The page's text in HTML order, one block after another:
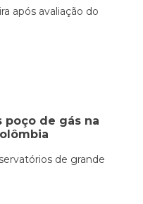
após avaliação do
poço de gás na
de grande